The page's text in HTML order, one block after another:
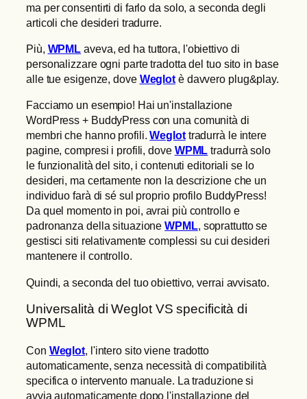
ma per consentirti di farlo da solo, a seconda degli
articoli che desideri tradurre.
Più, WPML aveva, ed ha tuttora, l'obiettivo di
personalizzare ogni parte tradotta del tuo sito in base
alle tue esigenze, dove Weglot è davvero plug&play.
Facciamo un esempio! Hai un'installazione
WordPress + BuddyPress con una comunità di
membri che hanno profili.Weglottradurrà le intere
pagine, compresi i profili, dove WPML tradurrà solo
le funzionalità del sito, i contenuti editoriali se lo
desideri, ma certamente non la descrizione che un
individuo farà di sé sul proprio profilo BuddyPress!
Da quel momento in poi, avrai più controllo e
padronanza della situazioneWPML, soprattutto se
gestisci siti relativamente complessi su cui desideri
mantenere il controllo.
Quindi, a seconda del tuo obiettivo, verrai avvisato.
Universalità di Weglot VS specificità di
WPML
Con Weglot , l'intero sito viene tradotto
automaticamente, senza necessità di compatibilità
specifica o intervento manuale. La traduzione si
avvia automaticamente dopo l'installazione del